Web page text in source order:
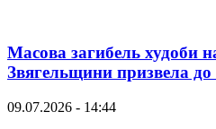
Масова загибель худоби
Звягельщини призвела до
09.07.2026 - 14:44